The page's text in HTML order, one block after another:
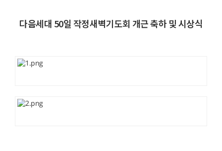
다음세대 50일 작정새벽기도회 개근 축하 및 시상식